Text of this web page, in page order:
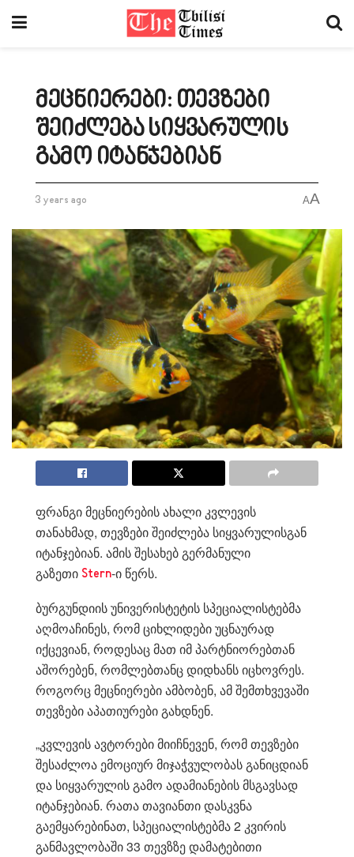
მეცნიერები: თევზები
შეიძლება სიყვარულის
გამო იტანჯებიან
3 years ago AA
ფრანგი მეცნიერების ახალი კვლევის
თანახმად, თევზები შეიძლება სიყვარულისგან
იტანჯებიან. ამის შესახებ გერმანული
გაზეთი Stern-ი წერს.
ბურგუნდიის უნივერისტეტის სპეციალისტებმა
აღმოაჩინეს, რომ ციხლიდები უცნაურად
იქცევიან, როდესაც მათ იმ პარტნიორებთან
აშორებენ, რომლებთანც დიდხანს იცხოვრეს.
როგორც მეცნიერები ამბობენ, ამ შემთხვევაში
თევზები აპათიურები გახდნენ.
„კვლევის ავტორები მიიჩნევენ, რომ თევზები
შესაძლოა ემოციურ მიჯაჭვულობას განიცდიან
და სიყვარულის გამო ადამიანების მსგავსად
იტანჯებიან. რათა თავიანთი დასკვნა
გაემყარებინათ, სპეციალისტებმა 2 კვირის
განმავლობაში 33 თევზზე დამატებითი